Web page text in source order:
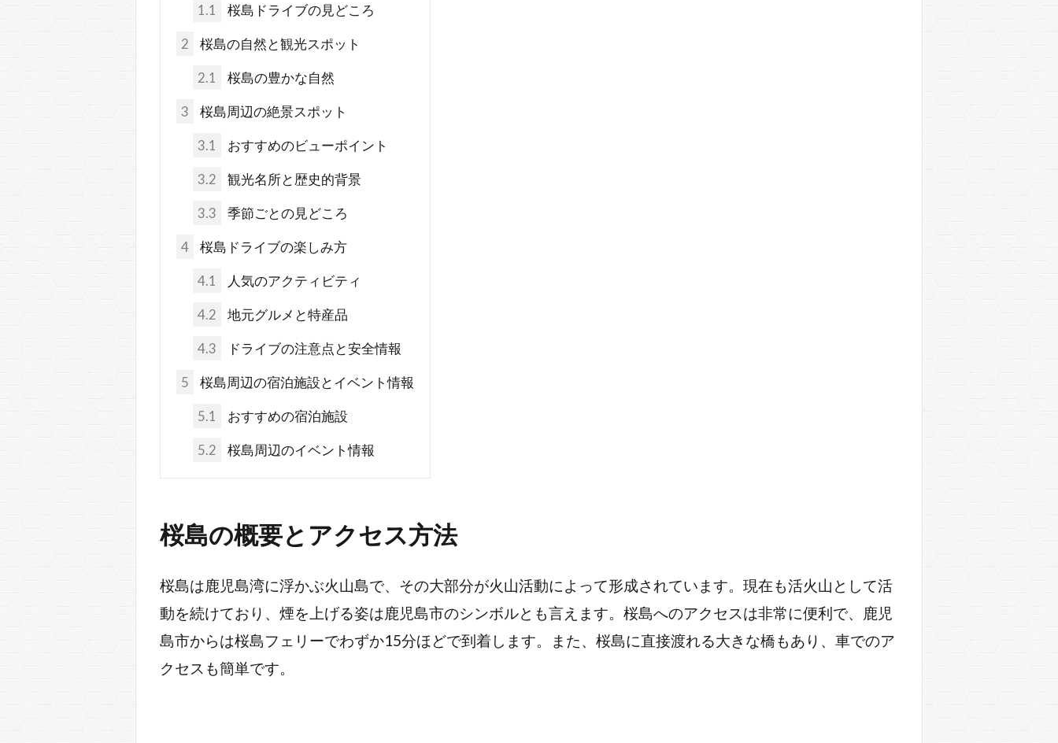
1.1 桜島ドライブの見どころ
2 桜島の自然と観光スポット
2.1 桜島の豊かな自然
3 桜島周辺の絶景スポット
3.1 おすすめのビューポイント
3.2 観光名所と歴史的背景
3.3 季節ごとの見どころ
4 桜島ドライブの楽しみ方
4.1 人気のアクティビティ
4.2 地元グルメと特産品
4.3 ドライブの注意点と安全情報
5 桜島周辺の宿泊施設とイベント情報
5.1 おすすめの宿泊施設
5.2 桜島周辺のイベント情報
桜島の概要とアクセス方法
桜島は鹿児島湾に浮かぶ火山島で、その大部分が火山活動によって形成されています。現在も活火山として活
動を続けており、煙を上げる姿は鹿児島市のシンボルとも言えます。桜島へのアクセスは非常に便利で、鹿児
島市からは桜島フェリーでわずか15分ほどで到着します。また、桜島に直接渡れる大きな橋もあり、車でのア
クセスも簡単です。